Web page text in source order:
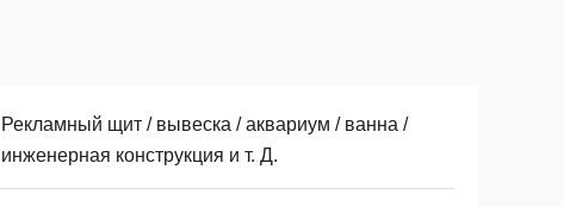
Рекламный щит / вывеска / аквариум / ванна /
инженерная конструкция и т. Д.